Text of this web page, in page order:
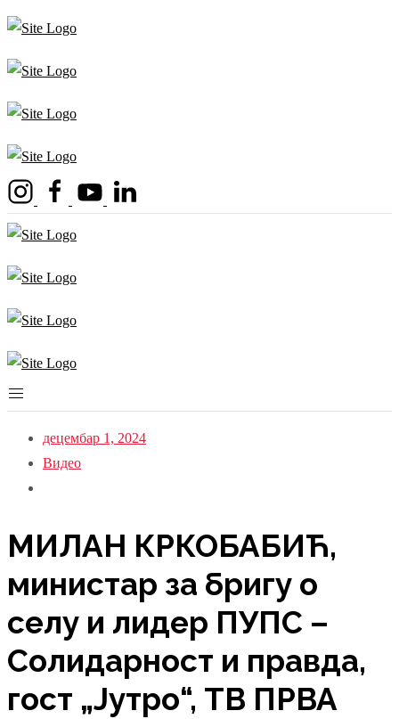
децембар 1, 2024
Видео
МИЛАН КРКОБАБИЋ,
министар за бригу о
селу и лидер ПУПС –
Солидарност и правда,
гост „Јутро“, ТВ ПРВА